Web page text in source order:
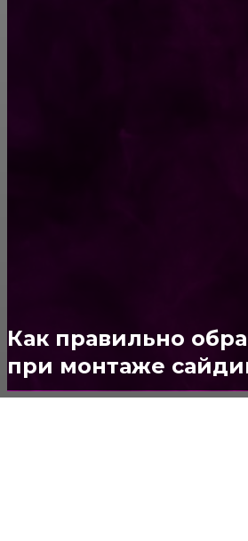
Как правильно
при монтаже
Потолок147